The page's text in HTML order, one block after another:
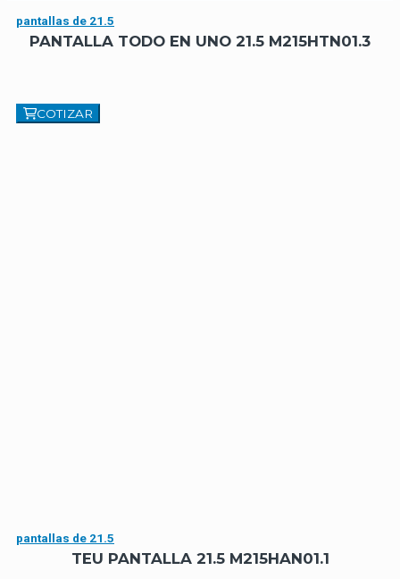
pantallas de 21.5
PANTALLA TODO EN UNO 21.5 M215HTN01.3
COTIZAR
pantallas de 21.5
TEU PANTALLA 21.5 M215HAN01.1